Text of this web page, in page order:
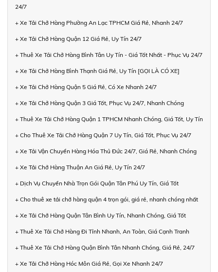
24/7
+ Xe Tải Chở Hàng Phường An Lạc TPHCM Giá Rẻ, Nhanh 24/7
+ Xe Tải Chở Hàng Quận 12 Giá Rẻ, Uy Tín 24/7
+ Thuê Xe Tải Chở Hàng Bình Tân Uy Tín - Giá Tốt Nhất - Phục Vụ 24/7
+ Xe Tải Chở Hàng Bình Thạnh Giá Rẻ, Uy Tín [GỌI LÀ CÓ XE]
+ Xe Tải Chở Hàng Quận 5 Giá Rẻ, Có Xe Nhanh 24/7
+ Xe Tải Chở Hàng Quận 3 Giá Tốt, Phục Vụ 24/7, Nhanh Chóng
+ Thuê Xe Tải Chở Hàng Quận 1 TPHCM Nhanh Chóng, Giá Tốt, Uy Tín
+ Cho Thuê Xe Tải Chở Hàng Quận 7 Uy Tín, Giá Tốt, Phục Vụ 24/7
+ Xe Tải Vận Chuyển Hàng Hóa Thủ Đức 24/7, Giá Rẻ, Nhanh Chóng
+ Xe Tải Chở Hàng Thuận An Giá Rẻ, Uy Tín 24/7
+ Dịch Vụ Chuyển Nhà Trọn Gói Quận Tân Phú Uy Tín, Giá Tốt
+ Cho thuê xe tải chở hàng quận 4 trọn gói, giá rẻ, nhanh chóng nhất
+ Xe Tải Chở Hàng Quận Tân Bình Uy Tín, Nhanh Chóng, Giá Tốt
+ Thuê Xe Tải Chở Hàng Đi Tỉnh Nhanh, An Toàn, Giá Cạnh Tranh
+ Thuê Xe Tải Chở Hàng Quận Bình Tân Nhanh Chóng, Giá Rẻ, 24/7
+ Xe Tải Chở Hàng Hóc Môn Giá Rẻ, Gọi Xe Nhanh 24/7